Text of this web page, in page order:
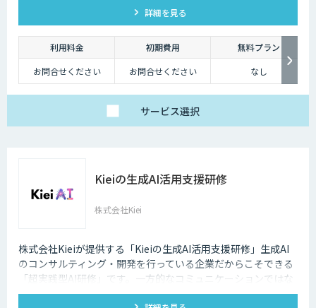
詳細を見る
利用料金 初期費用
無料プラン
お問合せください
お問合せください なし
サービス選択
Kieiの生成AI活用支援研修
株式会社Kiei
株式会社Kieiが提供する「Kieiの生成AI活用支援研修」生成AI
のコンサルティング・開発を行っている企業だからこそできる
「超実践型AI研修」です。一方的なコミュニケーションではな
く、ディスカッションを重視しております。